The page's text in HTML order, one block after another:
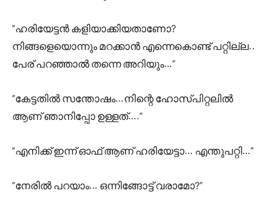
“ഹരിയേട്ടൻ കളിയാക്കിയതാണോ?
നിങ്ങളെയൊന്നും മറക്കാൻ എന്നെകൊണ്ട് പറ്റില്ല..
പേര് പറഞ്ഞാൽ തന്നെ അറിയും…”
“കേട്ടതിൽ സന്തോഷം…നിന്റെ ഹോസ്പിറ്റലിൽ
ആണ് ഞാനിപ്പോ ഉള്ളത്….”
“എനിക്ക് ഇന്ന് ഓഫ്‌ ആണ് ഹരിയേട്ടാ… എന്തുപറ്റി…”
“നേരിൽ പറയാം… ഒന്നിങ്ങോട്ട് വരാമോ?”